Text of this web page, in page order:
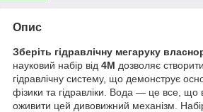
Опис
Зберіть гідравлічну мегаруку
науковий набір від 4M дозволяє
гідравлічну систему, що демонструє
фізики та гідравліки. Вода — це все,
оживити цей дивовижний механізм.